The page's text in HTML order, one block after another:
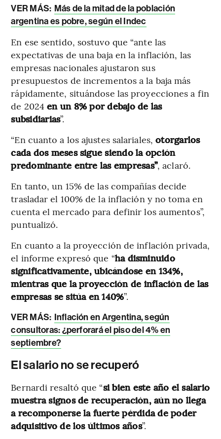
VER MÁS: Más de la mitad de la población
argentina es pobre, según el Indec
En ese sentido, sostuvo que “ante las
expectativas de una baja en la inflación, las
empresas nacionales ajustaron sus
presupuestos de incrementos a la baja más
rápidamente, situándose las proyecciones a fin
de 2024en un 8% por debajo de las
subsidiarias”.
“En cuanto a los ajustes salariales, otorgarlos
cada dos meses sigue siendo la opción
predominante entre las empresas”, aclaró.
En tanto, un 15% de las compañías decide
trasladar el 100% de la inflación y no toma en
cuenta el mercado para definir los aumentos”,
puntualizó.
En cuanto a la proyección de inflación privada,
el informe expresó que “ha disminuido
significativamente, ubicándose en 134%,
mientras que la proyección de inflación de las
empresas se sitúa en 140%”.
VER MÁS: Inflación en Argentina, según
consultoras: ¿perforará el piso del 4% en
septiembre?
El salario no se recuperó
Bernardi resaltó que “si bien este año el salario
muestra signos de recuperación, aún no llega
a recomponerse la fuerte pérdida de poder
adquisitivo de los últimos años”.